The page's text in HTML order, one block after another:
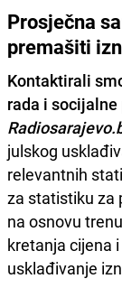
Prosječna
premašiti
Kontaktirali
rada i
julskog
relevantnih
za statistiku za
na osnovu
kretanja cijena
usklađivanje